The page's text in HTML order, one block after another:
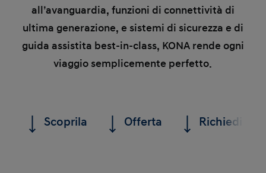
all’avanguardia, funzioni di connettività di
ultima generazione, e sistemi di sicurezza e di
guida assistita best-in-class, KONA rende ogni
viaggio semplicemente perfetto.
Scoprila Offerta Richiedi un